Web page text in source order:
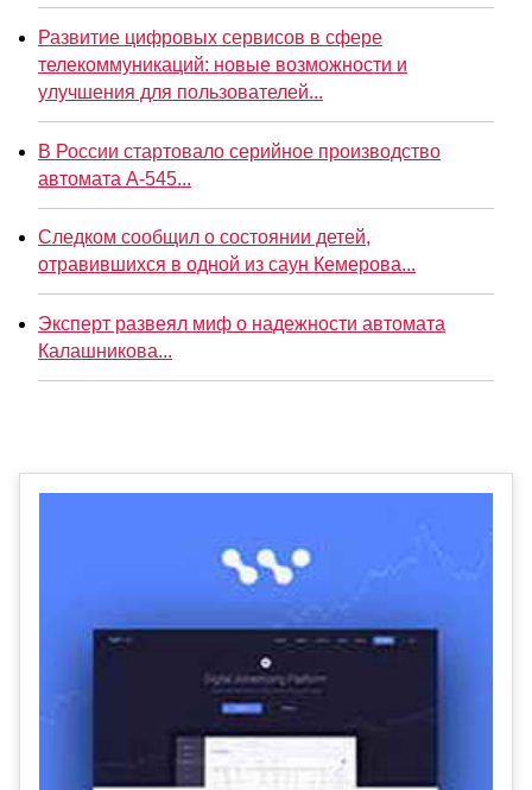
Развитие цифровых сервисов в сфере
телекоммуникаций: новые возможности и
улучшения для пользователей...
В России стартовало серийное производство
автомата А-545...
Следком сообщил о состоянии детей,
отравившихся в одной из саун Кемерова...
Эксперт развеял миф о надежности автомата
Калашникова...